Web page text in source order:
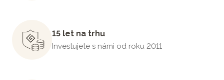
15 let na trhu
Investujete s námi od roku 2011